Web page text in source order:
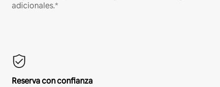
adicionales.*
Reserva con confianza